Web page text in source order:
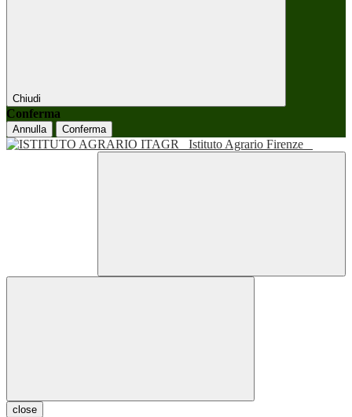
Chiudi
Conferma
Annulla Conferma
Istituto Agrario Firenze
close